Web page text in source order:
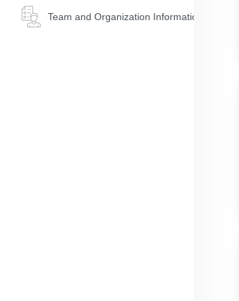
Team and Organization Information